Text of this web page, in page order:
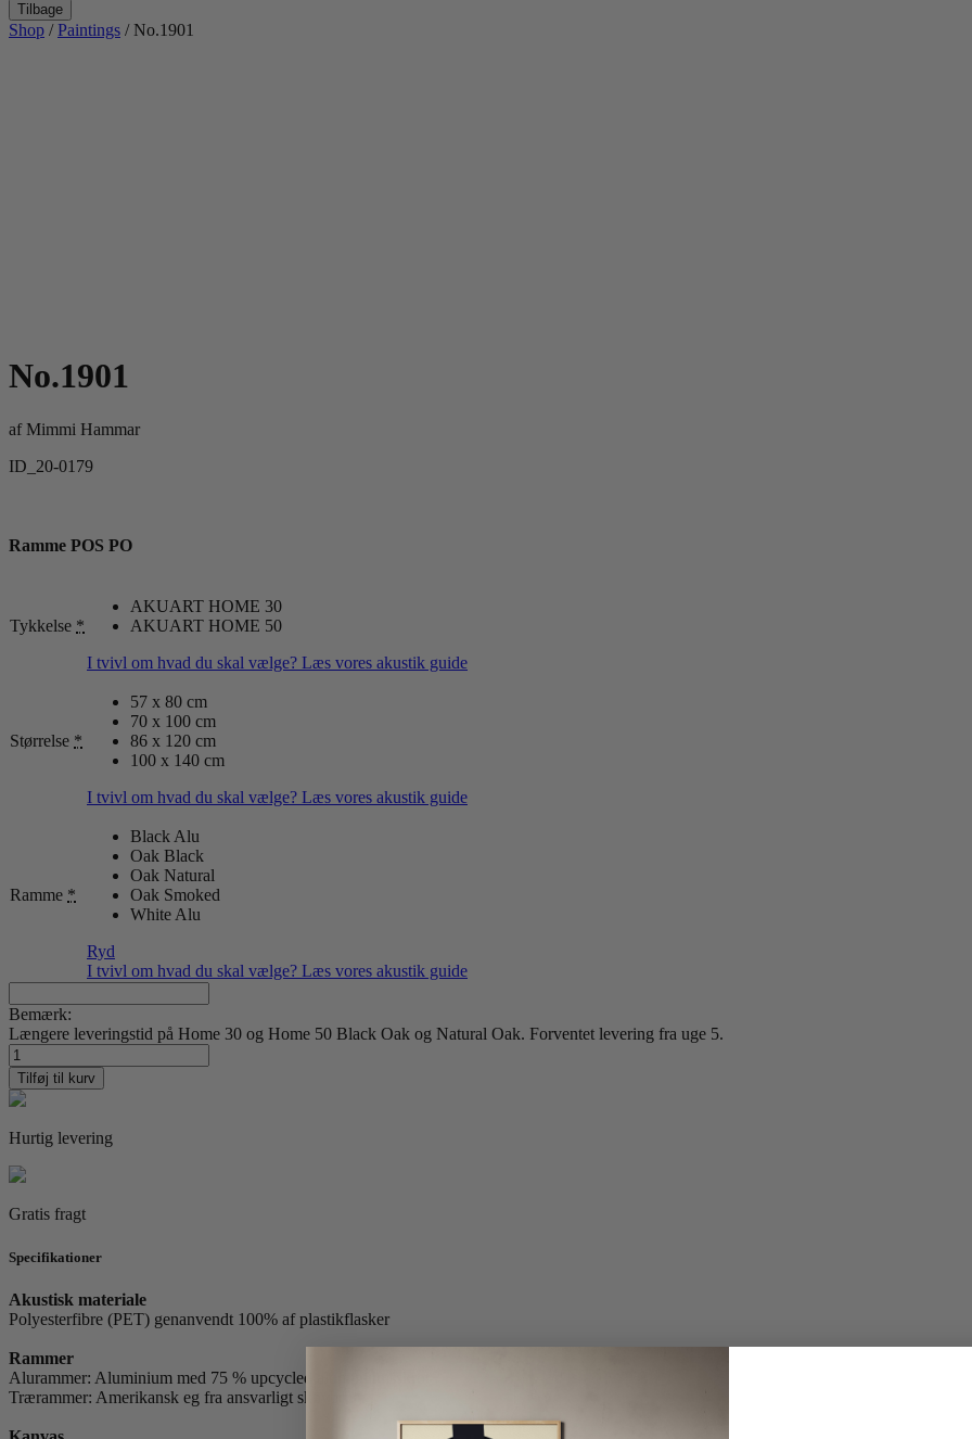
Tilbage
Shop /Paintings / No.1901
No.1901
afMimmi Hammar
ID_20-0179
Ramme POS PO
Tykkelse *
AKUART HOME 30
AKUART HOME 50
I tvivl om hvad du skal vælge? Læs vores akustik guide
Størrelse *
57 x 80 cm
70 x 100 cm
86 x 120 cm
100 x 140 cm
I tvivl om hvad du skal vælge? Læs vores akustik guide
Ramme *
Black Alu
Oak Black
Oak Natural
Oak Smoked
White Alu
Ryd
I tvivl om hvad du skal vælge? Læs vores akustik guide
Bemærk:
Længere leveringstid på Home 30 og Home 50 Black Oak og Natural Oak. Forventet levering fra uge 5.
No.1901
antal
Tilføj til kurv
Hurtig levering
Gratis fragt
Specifikationer
Akustisk materiale
Polyesterfibre (PET) genanvendt 100% af plastikflasker
Rammer
Alurammer: Aluminium med 75 % upcycled aluminiumsskrot
Trærammer: Amerikansk eg fra ansvarligt skovbrug.